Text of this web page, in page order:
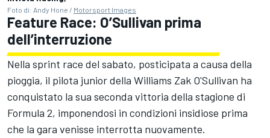
Foto di: Andy Hone / Motorsport Images
Feature Race: O’Sullivan prima
dell’interruzione
Nella sprint race del sabato, posticipata a causa della
pioggia, il pilota junior della Williams Zak O'Sullivan ha
conquistato la sua seconda vittoria della stagione di
Formula 2, imponendosi in condizioni insidiose prima
che la gara venisse interrotta nuovamente.